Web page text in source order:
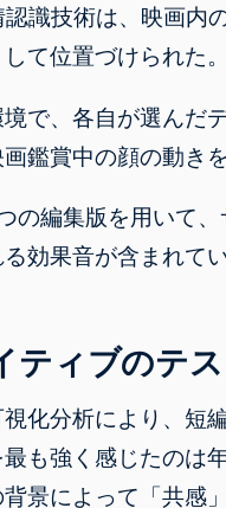
識技術は、映画
て位置づけられた。
で、各自が選んだ
鑑賞中の顔の動き
の編集版を用いて
効果音が含まれて
ィブのテス
化分析により、短
も強く感じたのは
景によって「共感